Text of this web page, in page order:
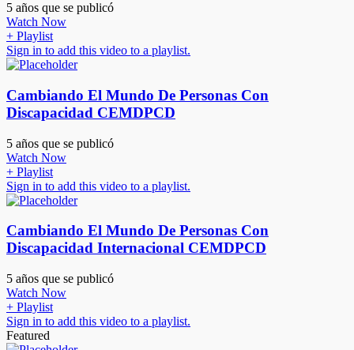
5 años que se publicó
Watch Now
+ Playlist
Sign in to add this video to a playlist.
Cambiando El Mundo De Personas Con
Discapacidad CEMDPCD
5 años que se publicó
Watch Now
+ Playlist
Sign in to add this video to a playlist.
Cambiando El Mundo De Personas Con
Discapacidad Internacional CEMDPCD
5 años que se publicó
Watch Now
+ Playlist
Sign in to add this video to a playlist.
Featured